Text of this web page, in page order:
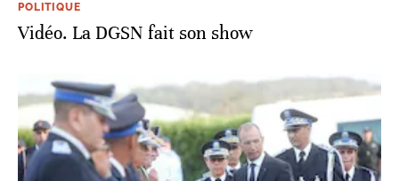
POLITIQUE
Vidéo. La DGSN fait son show